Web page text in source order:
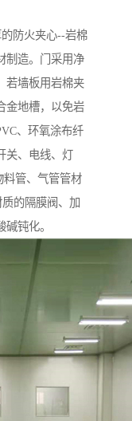
防火夹心--岩棉
制造。门采用净
若墙板用岩棉夹
金地槽，以免岩
、环氧涂布纤
关、电线、灯
料管、气管管材
的隔膜阀、加
钝化。